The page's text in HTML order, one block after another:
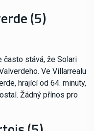
(5)
často stává, že Solari
Ve Villarrealu
hrající od 64. minuty,
Žádný přínos pro